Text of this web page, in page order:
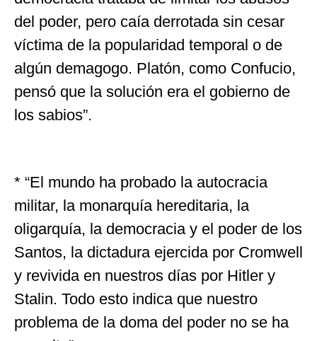
del poder, pero caía derrotada sin cesar
víctima de la popularidad temporal o de
algún demagogo. Platón, como Confucio,
pensó que la solución era el gobierno de
los sabios”.
* “El mundo ha probado la autocracia
militar, la monarquía hereditaria, la
oligarquía, la democracia y el poder de los
Santos, la dictadura ejercida por Cromwell
y revivida en nuestros días por Hitler y
Stalin. Todo esto indica que nuestro
problema de la doma del poder no se ha